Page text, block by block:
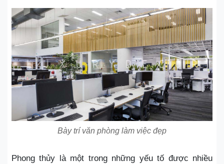
Bày trí văn phòng làm việc đẹp
Phong thủy là một trong những yếu tố được nhiều